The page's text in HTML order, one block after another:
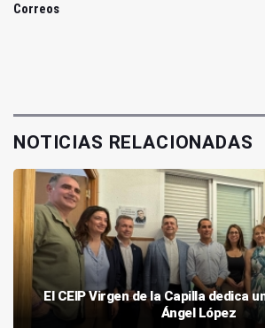
Correos
NOTICIAS RELACIONADAS
El CEIP Virgen de la Capilla dedica
Ángel López